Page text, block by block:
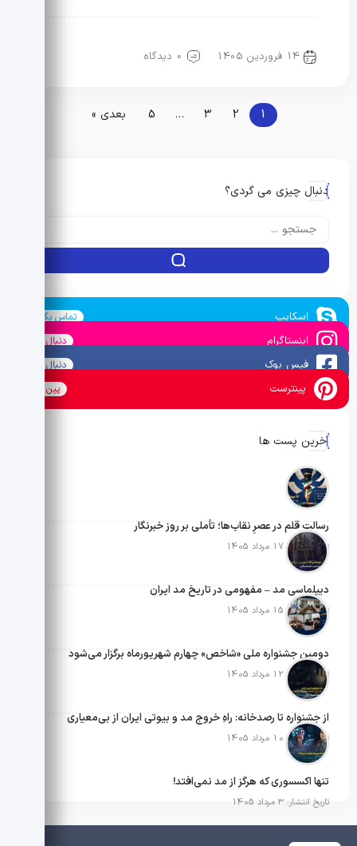
14 فروردین 1405 0 دیدگاه
1
2
3
…
5 بعدی »
دنبال چیزی می گردی؟
اسکایپ تماس بگیرید
اینستاگرام دنبال کنید
فیس بوک دنبال کنید
پینترست پین کنید
آخرین پست ها
رسالتِ قلم در عصرِ نقاب‌ها؛ تأملی بر روز خبرنگار
تاریخ انتشار: 17 مرداد 1405
دیپلماسی مد – مفهومی در تاریخ مد ایران
تاریخ انتشار: 15 مرداد 1405
دومین جشنواره ملی «شاخص» چهارم شهریورماه برگزار می‌شود
تاریخ انتشار: 12 مرداد 1405
از جشنواره تا رصدخانه: راهِ خروج مد و بیوتی ایران از بی‌معیاری
تاریخ انتشار: 10 مرداد 1405
تنها اکسسوری که هرگز از مد نمی‌افتد!
تاریخ انتشار: 3 مرداد 1405